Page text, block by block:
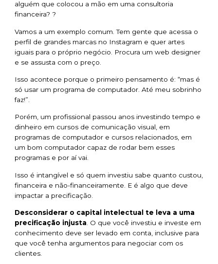
alguém que colocou a mão em uma consultoria
financeira? ?
Vamos a um exemplo comum. Tem gente que acessa o
perfil de grandes marcas no Instagram e quer artes
iguais para o próprio negócio. Procura um web designer
e se assusta com o preço.
Isso acontece porque o primeiro pensamento é: “mas é
só usar um programa de computador. Até meu sobrinho
faz!”.
Porém, um profissional passou anos investindo tempo e
dinheiro em cursos de comunicação visual, em
programas de computador e cursos relacionados, em
um bom computador capaz de rodar bem esses
programas e por aí vai.
Isso é intangível e só quem investiu sabe quanto custou,
financeira e não-financeiramente. E é algo que deve
impactar a precificação.
Desconsiderar o capital intelectual te leva a uma
precificação injusta. O que você investiu e investe em
conhecimento deve ser levado em conta, inclusive para
que você tenha argumentos para negociar com os
clientes.